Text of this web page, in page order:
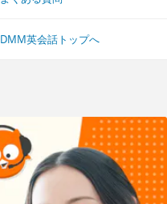
DMM英会話トップへ